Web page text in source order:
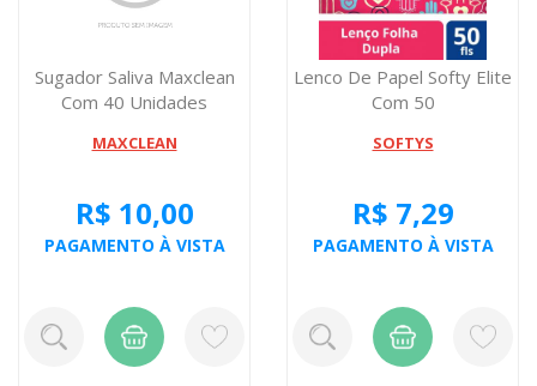
Sugador Saliva Maxclean
Com 40 Unidades
MAXCLEAN
R$ 10,00
PAGAMENTO À VISTA
Lenco De Papel Softy Elite
Com 50
SOFTYS
R$ 7,29
PAGAMENTO À VISTA